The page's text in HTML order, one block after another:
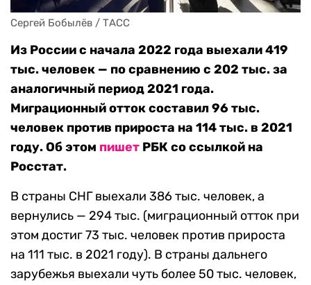
Сергей Бобылёв / ТАСС
Из России с начала 2022 года выехали 419
тыс. человек — по сравнению с 202 тыс. за
аналогичный период 2021 года.
Миграционный отток составил 96 тыс.
человек против прироста на 114 тыс. в 2021
году. Об этом пишет РБК со ссылкой на
Росстат.
В страны СНГ выехали 386 тыс. человек, а
вернулись — 294 тыс. (миграционный отток при
этом достиг 73 тыс. человек против прироста
на 111 тыс. в 2021 году). В страны дальнего
зарубежья выехали чуть более 50 тыс. человек,